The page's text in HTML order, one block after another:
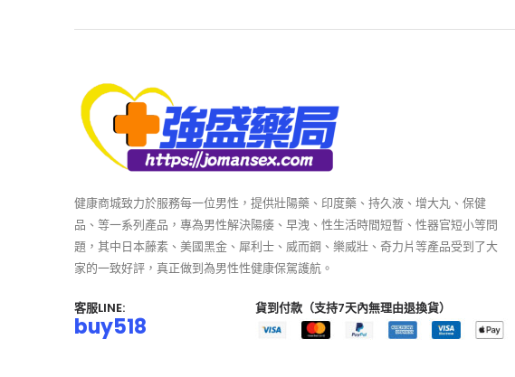
健康商城致力於服務每一位男性，提供壯陽藥、印度藥、持久液、增大丸、保健
品、等一系列產品，專為男性解決陽痿、早洩、性生活時間短暫、性器官短小等問
題，其中日本藤素、美國黑金、犀利士、威而鋼、樂威壯、奇力片等產品受到了大
家的一致好評，真正做到為男性性健康保駕護航。
客服LINE:
buy518
貨到付款（支持7天內無理由退換貨）